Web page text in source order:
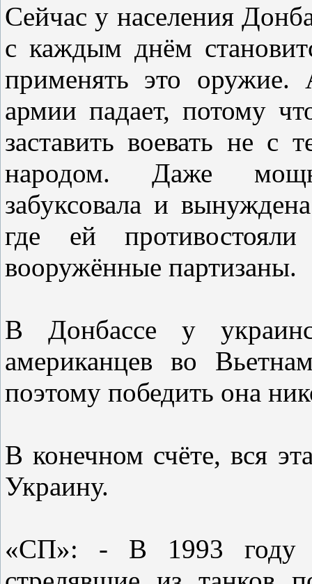
Сейчас у населения
с каждым днём
применять это
армии падает, потому
заставить воевать не с
народом. Даже
забуксовала и
где ей
вооружённые партизаны.
В Донбассе у
американцев во
поэтому победить она
В конечном счёте, вся
Украину.
«СП»: - В 1993 году